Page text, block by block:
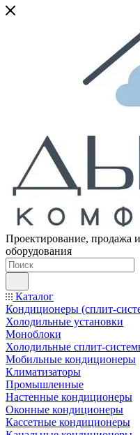
Проектирование, продажа
оборудования
Каталог
Кондиционеры (сплит-
Холодильные установки
Моноблоки
Холодильные сплит-
Мобильные кондиционеры
Климатизаторы
Промышленные
Настенные кондиционеры
Оконные кондиционеры
Кассетные кондиционеры